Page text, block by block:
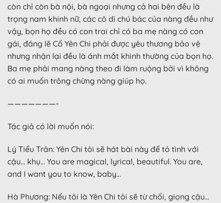
còn chỉ còn bà nội, bà ngoại nhưng cả hai bên đều là
trọng nam khinh nữ, các cô dì chú bác của nàng đều như
vậy, bọn họ đều có con trai chỉ có ba mẹ nàng có con
gái, đáng lẽ Cố Yên Chi phải được yêu thương bảo vệ
nhưng nhận lại đều là ánh mắt khinh thường của bọn họ.
Ba mẹ phải mang nàng theo đi làm ruộng bởi vì không
có ai muốn trông chừng nàng giúp họ.
———————-
Tác giả có lời muốn nói:
Lý Tiểu Trân: Yên Chi tôi sẽ hát bài này để tỏ tình với
cậu… khụ… You are magical, lyrical, beautiful. You are,
and I want you to know, baby…
Hà Phương: Nếu tôi là Yên Chi tôi sẽ từ chối, giọng cậu…